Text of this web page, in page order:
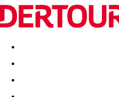
Destinatii Vacanta perfecta